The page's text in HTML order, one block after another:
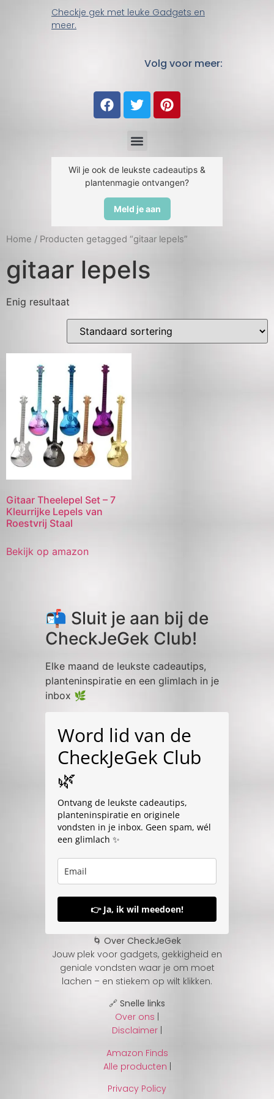
Checkje gek met leuke Gadgets en
meer.
Volg voor meer:
Wil je ook de leukste cadeautips &
plantenmagie ontvangen?
Meld je aan
Home / Producten getagged “gitaar lepels”
gitaar lepels
Enig resultaat
Gitaar Theelepel Set – 7
Kleurrijke Lepels van
Roestvrij Staal
Bekijk op amazon
📬 Sluit je aan bij de
CheckJeGek Club!
Elke maand de leukste cadeautips,
planteninspiratie en een glimlach in je
inbox 🌿
Word lid van de
CheckJeGek Club
🌿
Ontvang de leukste cadeautips,
planteninspiratie en originele
vondsten in je inbox. Geen spam, wél
een glimlach ✨
👉 Ja, ik wil meedoen!
🌀 Over CheckJeGek
Jouw plek voor gadgets, gekkigheid en
geniale vondsten waar je om moet
lachen – en stiekem op wilt klikken.
🔗 Snelle links
Over ons
Disclaimer
Amazon Finds
Alle producten |
Privacy Policy